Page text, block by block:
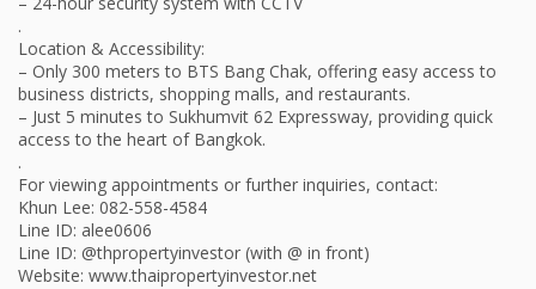
.
Location & Accessibility:
– Only 300 meters to BTS Bang Chak, offering easy access to
business districts, shopping malls, and restaurants.
– Just 5 minutes to Sukhumvit 62 Expressway, providing quick
access to the heart of Bangkok.
.
For viewing appointments or further inquiries, contact:
Khun Lee: 082-558-4584
Line ID: alee0606
Line ID: @thpropertyinvestor (with @ in front)
Website: www.thaipropertyinvestor.net